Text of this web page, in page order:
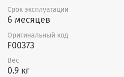
Срок эксплуатации
6 месяцев
Оригинальный код
F00373
Вес
0.9 кг